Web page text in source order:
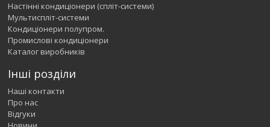
Настінні кондиціонери (спліт-системи)
Мультиспліт-системи
Кондиціонери полупром.
Промислові кондиціонери
Каталог виробників
Інші розділи
Наші контакти
Про нас
Відгуки